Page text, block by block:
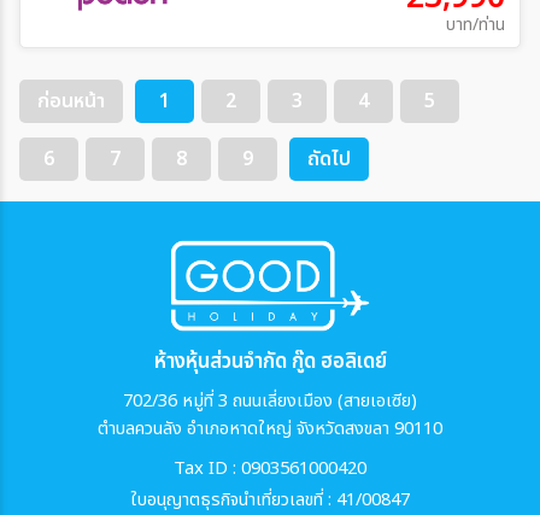
บาท/ท่าน
ก่อนหน้า 1 2 3 4
5
6
7 8 9 ถัดไป
ห้างหุ้นส่วนจำกัด กู๊ด ฮอลิเดย์
702/36 หมู่ที่ 3 ถนนเลี่ยงเมือง (สายเอเซีย)
ตำบลควนลัง อำเภอหาดใหญ่ จังหวัดสงขลา 90110
Tax ID : 0903561000420
ใบอนุญาตธุรกิจนำเที่ยวเลขที่ : 41/00847